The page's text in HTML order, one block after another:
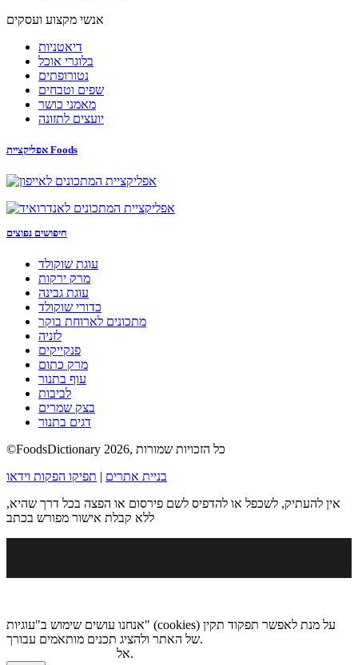
אנשי מקצוע ועסקים
דיאטניות
בלוגרי אוכל
נטורופתים
שפים וטבחים
מאמני כושר
יועצים לתזונה
אפליקציית Foods
חיפושים נפוצים
עוגת שוקולד
מרק ירקות
עוגת גבינה
כדורי שוקולד
מתכונים לארוחת בוקר
לזניה
פנקייקים
מרק כתום
עוף בתנור
לביבות
בצק שמרים
דגים בתנור
©FoodsDictionary 2026, כל הזכויות שמורות
בניית אתרים | תפיקו הפקות וידאו
אין להעתיק, לשכפל או להדפיס לשם פירסום או הפצה בכל דרך שהיא,
ללא קבלת אישור מפורש בכתב
אנחנו עושים שימוש ב"עוגיות" (cookies) על מנת לאפשר תפקוד תקין
של האתר ולהציג תכנים מותאמים עבורך.
אל.